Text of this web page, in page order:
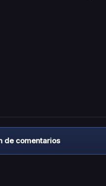
de comentarios